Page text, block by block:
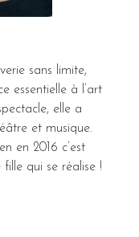
sans limite,
essentielle à l’art
elle a
et musique.
en 2016 c’est
qui se réalise !